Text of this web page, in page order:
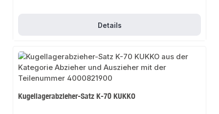
Details
Kugellagerabzieher-Satz K-70 KUKKO